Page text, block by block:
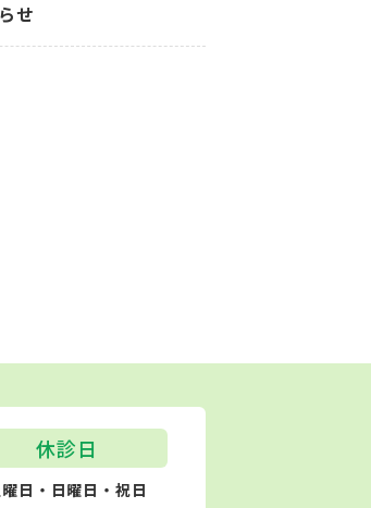
せ
休診日
日・日曜日・祝日